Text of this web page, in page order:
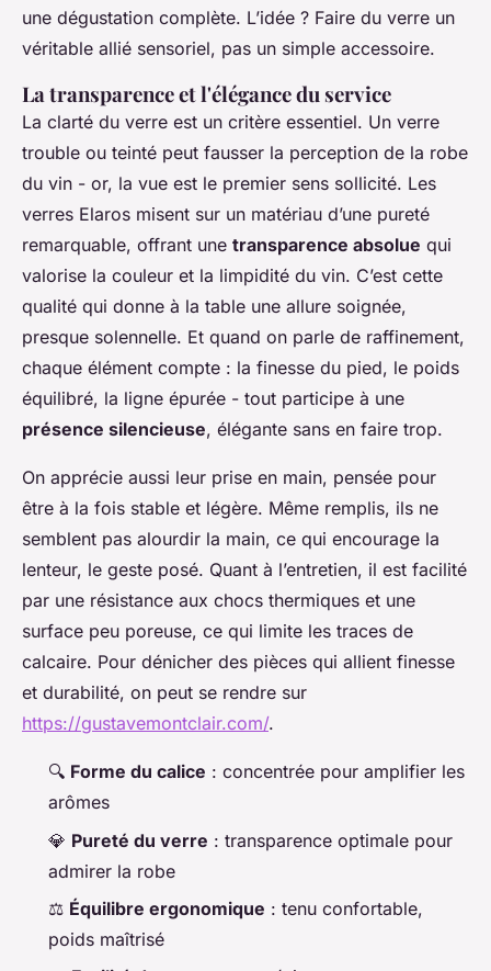
une dégustation complète. L’idée ? Faire du verre un
véritable allié sensoriel, pas un simple accessoire.
La transparence et l'élégance du service
La clarté du verre est un critère essentiel. Un verre
trouble ou teinté peut fausser la perception de la robe
du vin - or, la vue est le premier sens sollicité. Les
verres Elaros misent sur un matériau d’une pureté
remarquable, offrant une transparence absolue qui
valorise la couleur et la limpidité du vin. C’est cette
qualité qui donne à la table une allure soignée,
presque solennelle. Et quand on parle de raffinement,
chaque élément compte : la finesse du pied, le poids
équilibré, la ligne épurée - tout participe à une
présence silencieuse, élégante sans en faire trop.
On apprécie aussi leur prise en main, pensée pour
être à la fois stable et légère. Même remplis, ils ne
semblent pas alourdir la main, ce qui encourage la
lenteur, le geste posé. Quant à l’entretien, il est facilité
par une résistance aux chocs thermiques et une
surface peu poreuse, ce qui limite les traces de
calcaire. Pour dénicher des pièces qui allient finesse
et durabilité, on peut se rendre sur
https://gustavemontclair.com/.
🔍 Forme du calice : concentrée pour amplifier les
arômes
💎 Pureté du verre : transparence optimale pour
admirer la robe
⚖️ Équilibre ergonomique : tenu confortable,
poids maîtrisé